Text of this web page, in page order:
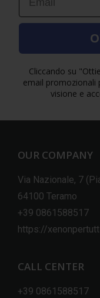
Cliccando su
email promozionali
visione e
OUR COMPANY
Via Nazionale, 7
64100 Teramo
+39 0861588517
https://
CALL CENTER
+39 0861588517